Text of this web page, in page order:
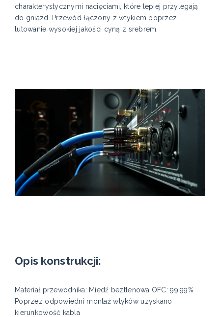
charakterystycznymi nacięciami, które lepiej przylegają
do gniazd. Przewód łączony z wtykiem poprzez
lutowanie wysokiej jakości cyną z srebrem.
Opis konstrukcji:
Materiał przewodnika: Miedź beztlenowa OFC: 99.99%
Poprzez odpowiedni montaż wtyków uzyskano
kierunkowość kabla